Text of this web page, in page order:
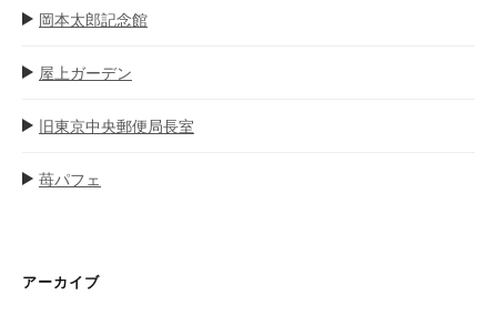
岡本太郎記念館
屋上ガーデン
旧東京中央郵便局長室
苺パフェ
アーカイブ